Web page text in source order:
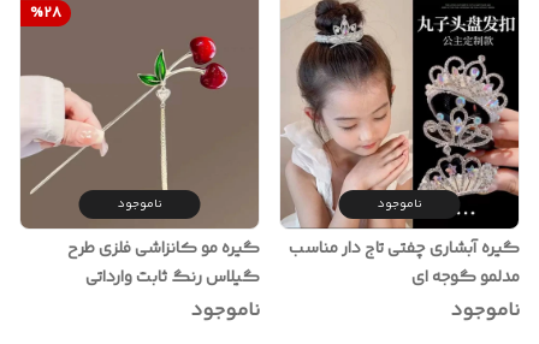
ناموجود
گیره آبشاری چفتی تاج دار مناسب
مدلمو گوجه ای
ناموجود
%28
ناموجود
گیره مو کانزاشی فلزی طرح
گیلاس رنگ ثابت وارداتی
ناموجود